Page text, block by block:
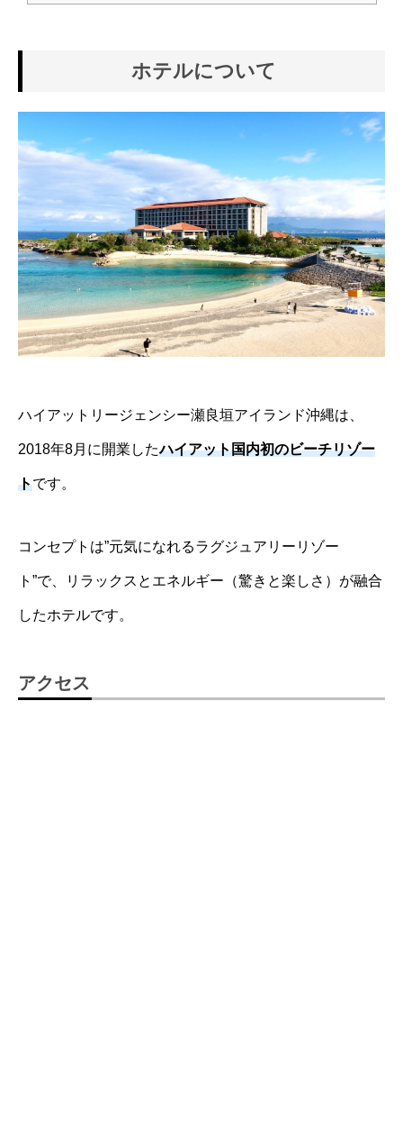
ホテルについて
ハイアットリージェンシー瀬良垣アイランド沖縄は、
2018年8月に開業したハイアット国内初のビーチリゾー
トです。
コンセプトは”元気になれるラグジュアリーリゾー
ト”で、リラックスとエネルギー（驚きと楽しさ）が融合
したホテルです。
アクセス